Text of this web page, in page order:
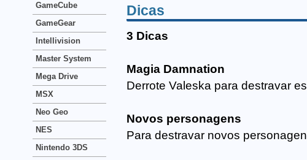
Dicas
3 Dicas
Magia Damnation
Derrote Valeska para destravar
Novos personagens
Para destravar novos
GameCube
GameGear
Intellivision
Master System
Mega Drive
MSX
Neo Geo
NES
Nintendo 3DS